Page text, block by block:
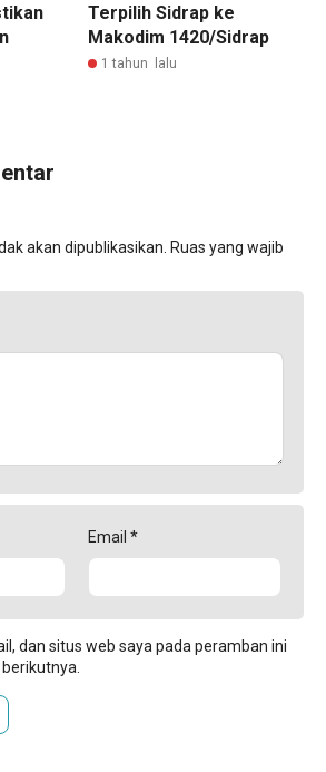
Terpilih Sidrap ke
Makodim 1420/Sidrap
1 tahun lalu
akan dipublikasikan. Ruas yang wajib
Email *
dan situs web saya pada peramban ini